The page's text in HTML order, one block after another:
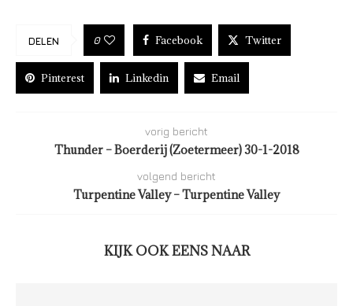
DELEN 0 Facebook Twitter
Pinterest Linkedin Email
vorig bericht
Thunder – Boerderij (Zoetermeer) 30-1-2018
volgend bericht
Turpentine Valley – Turpentine Valley
KIJK OOK EENS NAAR